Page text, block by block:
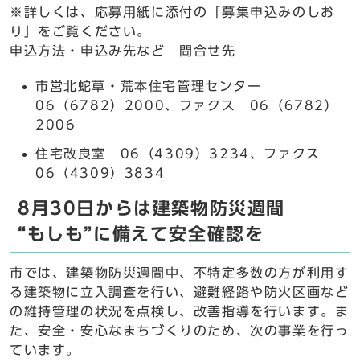
※詳しくは、応募用紙に添付の「募集申込みのしお
り」をご覧ください。
申込方法・申込み先など 問合せ先
市営北蛇草・荒本住宅管理センター
06（6782）2000、ファクス 06（6782）
2006
住宅改良室 06（4309）3234、ファクス
06（4309）3834
8月30日からは建築物防災週間
“もしも”に備えて安全確認を
市では、建築物防災週間中、不特定多数の方が利用す
る建築物に立入調査を行い、避難経路や防火区画など
の維持管理の状況を点検し、改善指導を行います。ま
た、安全・安心なまちづくりのため、次の事業を行っ
ています。